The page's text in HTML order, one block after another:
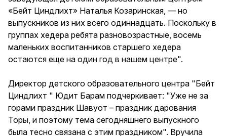
«Бейт Циндлихт» Наталья Козаринская, — но
выпускников из них всего одиннадцать. Поскольку в
группах хедера ребята разновозрастные, восемь
маленьких воспитанников старшего хедера
остаются еще на один год в нашем центре".
Директор детского образовательного центра "Бейт
Циндлихт " Юдит Барам подчеркивает: "Уже не за
горами праздник Шавуот – праздник дарования
Торы, и поэтому тема сегодняшнего выпускного
была тесно связана с этим праздником". Вручила